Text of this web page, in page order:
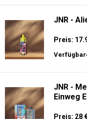
JNR -
Preis:
JNR -
Einweg
Preis: 28